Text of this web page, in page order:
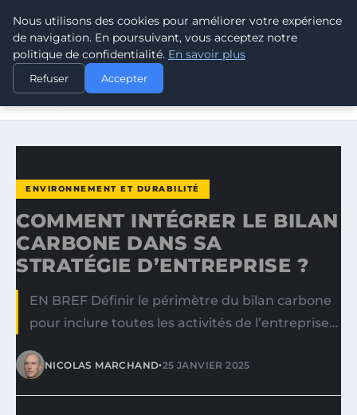
CLIMATE RESPONSE BLOG
ACCUEIL
ENVIRONNEMENT ET DURABILITÉ
COMMENT INTÉGRER LE BILAN CARBONE DANS SA
ENVIRONNEMENT ET DURABILITÉ
COMMENT INTÉGRER LE BILAN
CARBONE DANS SA
STRATÉGIE D’ENTREPRISE ?
EN BREF Définir le périmètre du bilan carbone
pour inclure toutes les activités de l’entreprise…
NICOLAS MARCHAND•25 JANVIER 2025
Nous utilisons des cookies pour améliorer votre expérience
de navigation. En poursuivant, vous acceptez notre
politique de confidentialité. En savoir plus
Refuser Accepter